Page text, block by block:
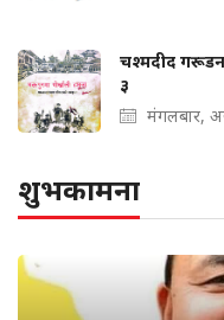
चश्मदीद
३
मंगलबार,
शुभकामना